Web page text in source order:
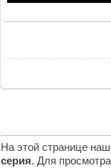
На этой странице
серия. Для